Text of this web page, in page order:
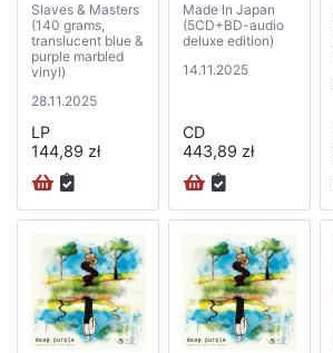
Slaves & Masters
(140 grams,
translucent blue &
purple marbled
vinyl)
28.11.2025
LP
144,89 zł
Made In Japan
(5CD+BD-audio
deluxe edition)
14.11.2025
CD
443,89 zł